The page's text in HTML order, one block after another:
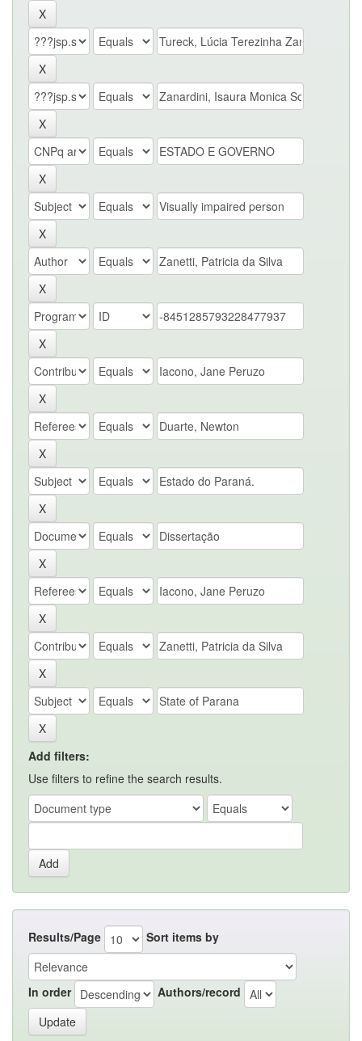
Add filters:
Use filters to refine the search results.
Results/Page Sort items by
In order Authors/record